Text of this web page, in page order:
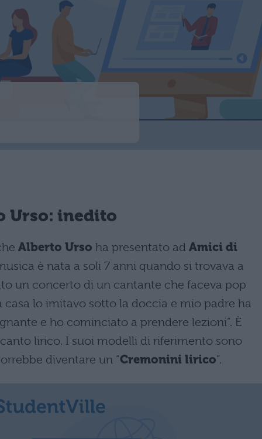
Urso: inedito
Alberto Urso ha presentato ad Amici di
è nata a soli 7 anni quando si trovava a
un concerto di un cantante che faceva pop
lo imitavo sotto la doccia e mio padre ha
e ho cominciato a prendere lezioni”. È
lirico. I suoi modelli di riferimento sono
diventare un “Cremonini lirico”.